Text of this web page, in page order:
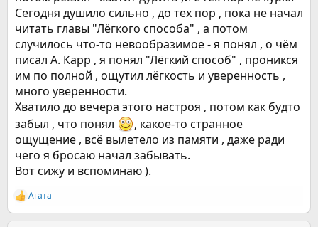
Сегодня душило сильно , до тех пор , пока не начал
читать главы "Лёгкого способа" , а потом
случилось что-то невообразимое - я понял , о чём
писал А. Карр , я понял "Лёгкий способ" , проникся
им по полной , ощутил лёгкость и уверенность ,
много уверенности.
Хватило до вечера этого настроя , потом как будто
забыл , что понял
, какое-то странное
ощущение , всё вылетело из памяти , даже ради
чего я бросаю начал забывать.
Вот сижу и вспоминаю ).
Р
е
Агата